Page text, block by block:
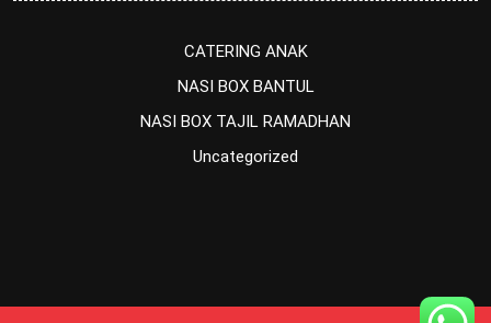
CATERING ANAK
NASI BOX BANTUL
NASI BOX TAJIL RAMADHAN
Uncategorized